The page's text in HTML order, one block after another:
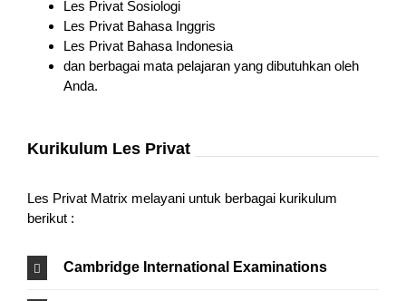
Les Privat Sosiologi
Les Privat Bahasa Inggris
Les Privat Bahasa Indonesia
dan berbagai mata pelajaran yang dibutuhkan oleh
Anda.
Kurikulum Les Privat
Les Privat Matrix melayani untuk berbagai kurikulum
berikut :
Cambridge International Examinations